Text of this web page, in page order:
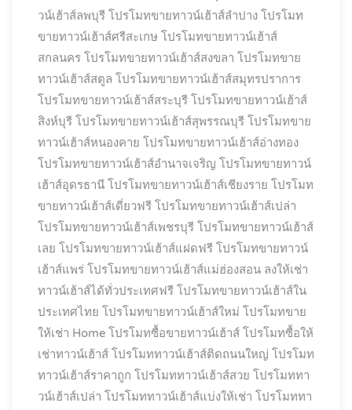
วน์เฮ้าส์ลพบุรี โปรโมทขายทาวน์เฮ้าส์ลำปาง โปรโมท
ขายทาวน์เฮ้าส์ศรีสะเกษ โปรโมทขายทาวน์เฮ้าส์
สกลนคร โปรโมทขายทาวน์เฮ้าส์สงขลา โปรโมทขาย
ทาวน์เฮ้าส์สตูล โปรโมทขายทาวน์เฮ้าส์สมุทรปราการ
โปรโมทขายทาวน์เฮ้าส์สระบุรี โปรโมทขายทาวน์เฮ้าส์
สิงห์บุรี โปรโมทขายทาวน์เฮ้าส์สุพรรณบุรี โปรโมทขาย
ทาวน์เฮ้าส์หนองคาย โปรโมทขายทาวน์เฮ้าส์อ่างทอง
โปรโมทขายทาวน์เฮ้าส์อำนาจเจริญ โปรโมทขายทาวน์
เฮ้าส์อุดรธานี โปรโมทขายทาวน์เฮ้าส์เชียงราย โปรโมท
ขายทาวน์เฮ้าส์เดี่ยวฟรี โปรโมทขายทาวน์เฮ้าส์เปล่า
โปรโมทขายทาวน์เฮ้าส์เพชรบุรี โปรโมทขายทาวน์เฮ้าส์
เลย โปรโมทขายทาวน์เฮ้าส์แฝดฟรี โปรโมทขายทาวน์
เฮ้าส์แพร่ โปรโมทขายทาวน์เฮ้าส์แม่ฮ่องสอน ลงให้เช่า
ทาวน์เฮ้าส์ได้ทั่วประเทศฟรี โปรโมทขายทาวน์เฮ้าส์ใน
ประเทศไทย โปรโมทขายทาวน์เฮ้าส์ใหม่ โปรโมทขาย
ให้เช่า Home โปรโมทซื้อขายทาวน์เฮ้าส์ โปรโมทซื้อให้
เช่าทาวน์เฮ้าส์ โปรโมททาวน์เฮ้าส์ติดถนนใหญ่ โปรโมท
ทาวน์เฮ้าส์ราคาถูก โปรโมททาวน์เฮ้าส์สวย โปรโมททา
วน์เฮ้าส์เปล่า โปรโมททาวน์เฮ้าส์แบ่งให้เช่า โปรโมททา